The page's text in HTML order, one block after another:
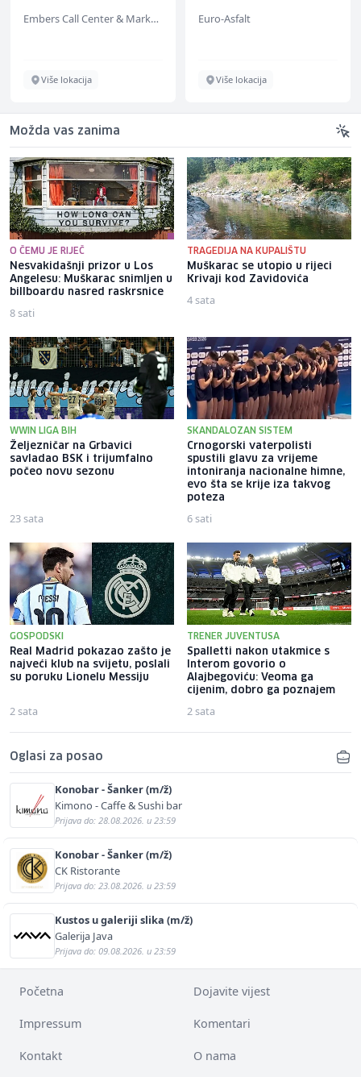
Embers Call Center & Marketing
Više lokacija
Euro-Asfalt
Više lokacija
Možda vas zanima
O ČEMU JE RIJEČ
Nesvakidašnji prizor u Los
Angelesu: Muškarac snimljen u
billboardu nasred raskrsnice
8 sati
TRAGEDIJA NA KUPALIŠTU
Muškarac se utopio u rijeci
Krivaji kod Zavidovića
4 sata
WWIN LIGA BIH
Željezničar na Grbavici
savladao BSK i trijumfalno
počeo novu sezonu
23 sata
SKANDALOZAN SISTEM
Crnogorski vaterpolisti
spustili glavu za vrijeme
intoniranja nacionalne himne,
evo šta se krije iza takvog
poteza
6 sati
GOSPODSKI
Real Madrid pokazao zašto je
najveći klub na svijetu, poslali
su poruku Lionelu Messiju
2 sata
TRENER JUVENTUSA
Spalletti nakon utakmice s
Interom govorio o
Alajbegoviću: Veoma ga
cijenim, dobro ga poznajem
2 sata
Oglasi za posao
Konobar - Šanker (m/ž)
Kimono - Caffe & Sushi bar
Prijava do: 28.08.2026. u 23:59
Konobar - Šanker (m/ž)
CK Ristorante
Prijava do: 23.08.2026. u 23:59
Kustos u galeriji slika (m/ž)
Galerija Java
Prijava do: 09.08.2026. u 23:59
Početna Dojavite vijest
Impressum Komentari
Kontakt O nama